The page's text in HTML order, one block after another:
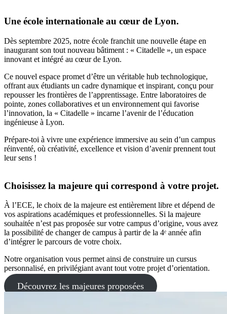
Une école internationale au cœur de Lyon.
Dès septembre 2025, notre école franchit une nouvelle étape en
inaugurant son tout nouveau bâtiment : « Citadelle », un espace
innovant et intégré au cœur de Lyon.
Ce nouvel espace promet d’être un véritable hub technologique,
offrant aux étudiants un cadre dynamique et inspirant, conçu pour
repousser les frontières de l’apprentissage. Entre laboratoires de
pointe, zones collaboratives et un environnement qui favorise
l’innovation, la « Citadelle » incarne l’avenir de l’éducation
ingénieuse à Lyon.
Prépare-toi à vivre une expérience immersive au sein d’un campus
réinventé, où créativité, excellence et vision d’avenir prennent tout
leur sens !
Choisissez la majeure qui correspond à votre projet.
À l’ECE, le choix de la majeure est entièrement libre et dépend de
vos aspirations académiques et professionnelles. Si la majeure
souhaitée n’est pas proposée sur votre campus d’origine, vous avez
la possibilité de changer de campus à partir de la 4ᵉ année afin
d’intégrer le parcours de votre choix.
Notre organisation vous permet ainsi de construire un cursus
personnalisé, en privilégiant avant tout votre projet d’orientation.
Découvrez les majeures proposées